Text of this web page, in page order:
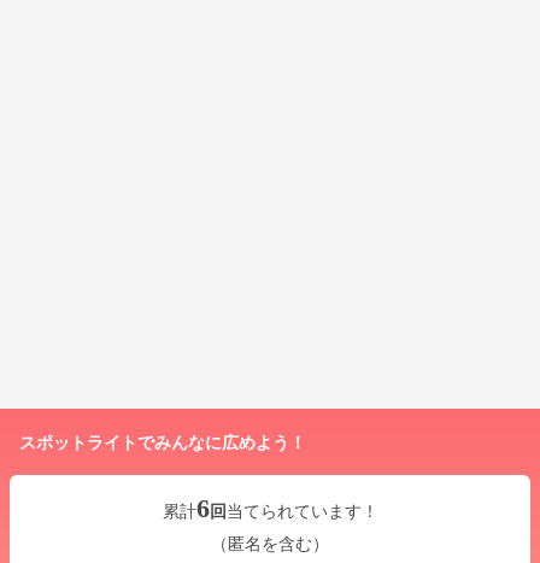
スポットライトでみんなに広めよう！
累計6回当てられています！
（匿名を含む）